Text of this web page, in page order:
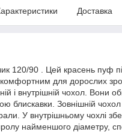
Доставка
120/90 . Цей красень пуф
комфортним для дорослих
і внутрішній чохол. Вони
блискавки. Зовнішній
У внутрішньому чохлі
найменшого діаметру,